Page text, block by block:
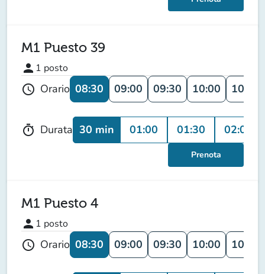
M1 Puesto 39
person 1 posto
schedule Orario 08:30 09:00 09:30 10:00 10:30
timer Durata 30 min 01:00 01:30 02:00
Prenota
M1 Puesto 4
person 1 posto
schedule Orario 08:30 09:00 09:30 10:00 10:30